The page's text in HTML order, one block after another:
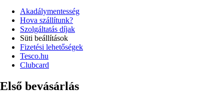
Akadálymentesség
Hova szállítunk?
Szolgáltatás díjak
Süti beállítások
Fizetési lehetőségek
Tesco.hu
Clubcard
Első bevásárlás